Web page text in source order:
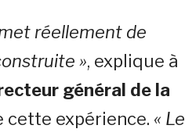
réellement de
», explique à
général de la
expérience. « Le